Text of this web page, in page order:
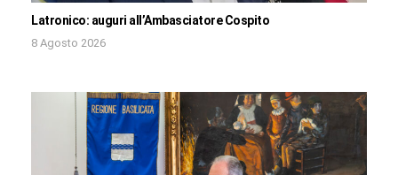
Latronico: auguri all’Ambasciatore Cospito
8 Agosto 2026